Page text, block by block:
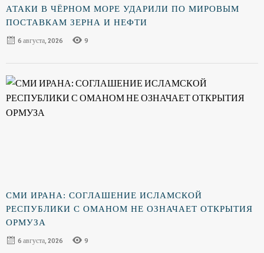
АТАКИ В ЧЁРНОМ МОРЕ УДАРИЛИ ПО МИРОВЫМ
ПОСТАВКАМ ЗЕРНА И НЕФТИ
6 августа, 2026
9
СМИ ИРАНА: СОГЛАШЕНИЕ ИСЛАМСКОЙ
РЕСПУБЛИКИ С ОМАНОМ НЕ ОЗНАЧАЕТ ОТКРЫТИЯ
ОРМУЗА
6 августа, 2026
9